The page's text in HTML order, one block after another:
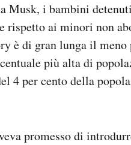
Musk, i bambini
rispetto ai minori non
è di gran lunga il
più alta di
4 per cento della
promesso di